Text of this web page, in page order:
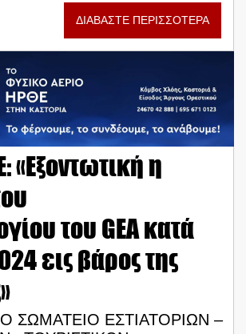
ΔΙΑΒΑΣΤΕ ΠΕΡΙΣΣΟΤΕΡΑ
«Εξοντωτική η
του GEA κατά
εις βάρος της
ΣΩΜΑΤΕΙΟ ΕΣΤΙΑΤΟΡΙΩΝ –